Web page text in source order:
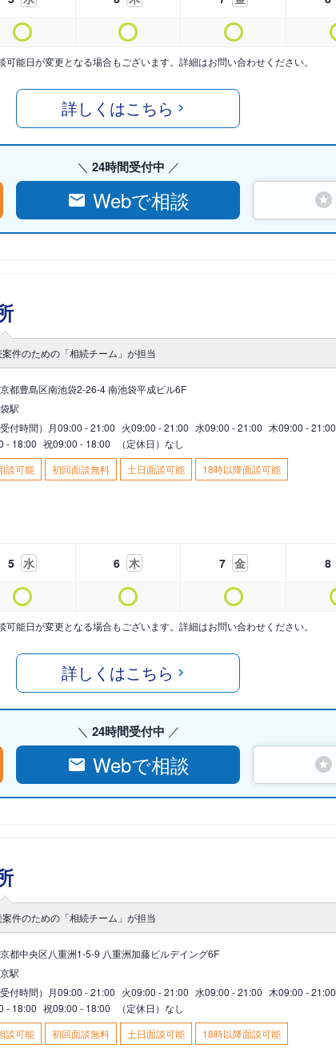
可能日が変更となる場合もございます。詳細はお問い合わせください。
詳しくはこちら
24時間受付中
Webで相談
件のための「相続チーム」が担当
都豊島区南池袋2-26-4 南池袋平成ビル6F
駅
受付時間） 月09:00 - 21:00 火09:00 - 21:00 水09:00 - 21:00 木09:00 - 21:00
- 18:00 祝09:00 - 18:00
（定休日）なし
談可能
初回面談無料 土日面談可能 18時以降面談可能
5 水 6 木 7 金 8
可能日が変更となる場合もございます。詳細はお問い合わせください。
詳しくはこちら
24時間受付中
Webで相談
件のための「相続チーム」が担当
都中央区八重洲1-5-9 八重洲加藤ビルデイング6F
駅
受付時間） 月09:00 - 21:00 火09:00 - 21:00 水09:00 - 21:00 木09:00 - 21:00
- 18:00 祝09:00 - 18:00
（定休日）なし
談可能
初回面談無料 土日面談可能 18時以降面談可能